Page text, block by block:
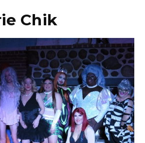
Chik